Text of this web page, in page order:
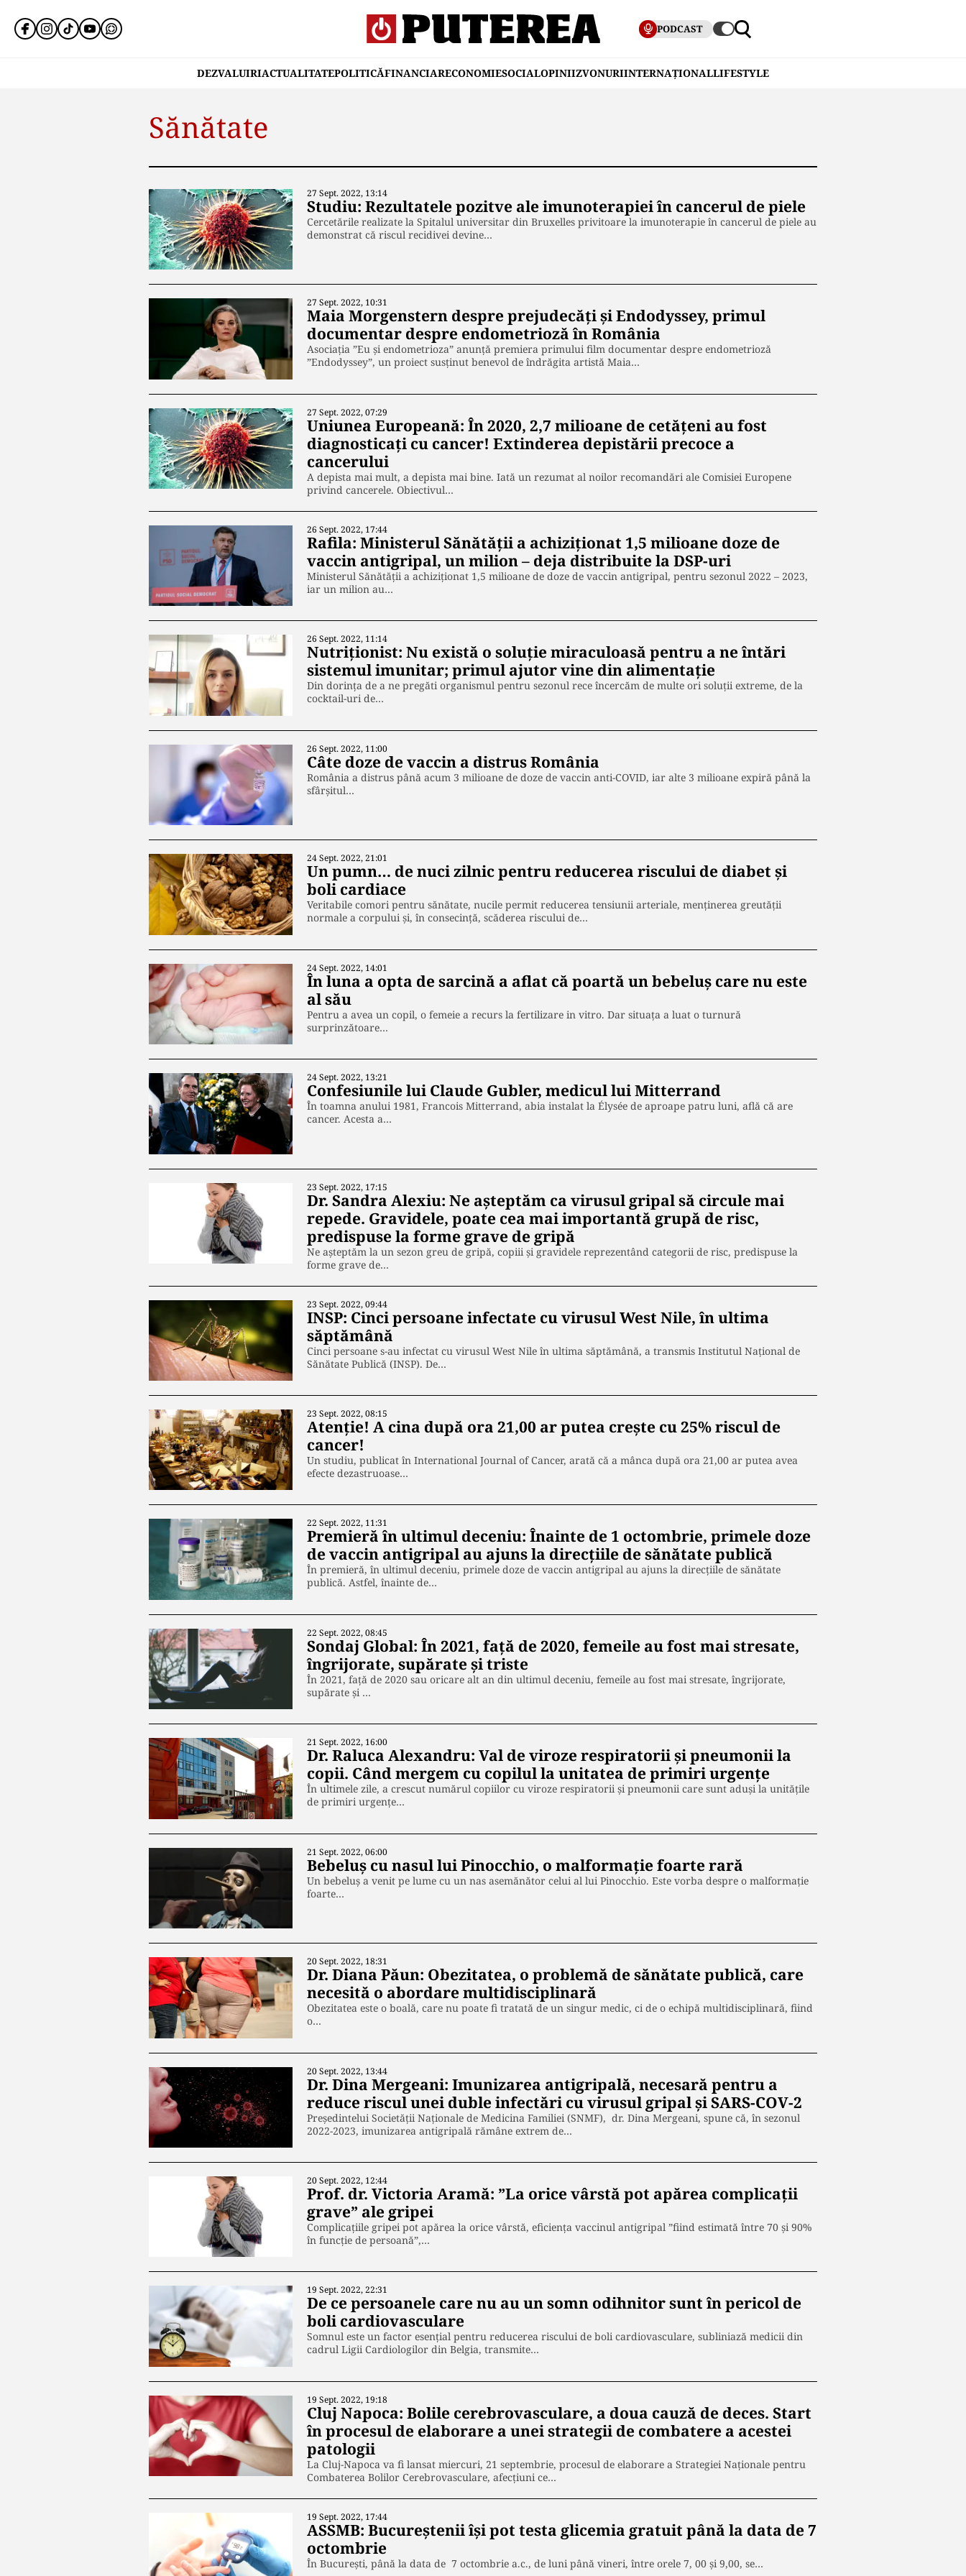
PODCAST
DEZVALUIRIACTUALITATEPOLITICĂFINANCIARECONOMIESOCIALOPINIIZVONURIINTERNAȚIONALLIFESTYLE
Sănătate
27 Sept. 2022, 13:14
Studiu: Rezultatele pozitve ale imunoterapiei în cancerul de piele
Cercetările realizate la Spitalul universitar din Bruxelles privitoare la imunoterapie în cancerul de piele au
demonstrat că riscul recidivei devine…
27 Sept. 2022, 10:31
Maia Morgenstern despre prejudecăți și Endodyssey, primul
documentar despre endometrioză în România
Asociația ”Eu și endometrioza” anunță premiera primului film documentar despre endometrioză
”Endodyssey”, un proiect susținut benevol de îndrăgita artistă Maia…
27 Sept. 2022, 07:29
Uniunea Europeană: În 2020, 2,7 milioane de cetățeni au fost
diagnosticați cu cancer! Extinderea depistării precoce a
cancerului
A depista mai mult, a depista mai bine. Iată un rezumat al noilor recomandări ale Comisiei Europene
privind cancerele. Obiectivul…
26 Sept. 2022, 17:44
Rafila: Ministerul Sănătăţii a achiziţionat 1,5 milioane doze de
vaccin antigripal, un milion – deja distribuite la DSP-uri
Ministerul Sănătăţii a achiziţionat 1,5 milioane de doze de vaccin antigripal, pentru sezonul 2022 – 2023,
iar un milion au…
26 Sept. 2022, 11:14
Nutriţionist: Nu există o soluţie miraculoasă pentru a ne întări
sistemul imunitar; primul ajutor vine din alimentaţie
Din dorinţa de a ne pregăti organismul pentru sezonul rece încercăm de multe ori soluţii extreme, de la
cocktail-uri de…
26 Sept. 2022, 11:00
Câte doze de vaccin a distrus România
România a distrus până acum 3 milioane de doze de vaccin anti-COVID, iar alte 3 milioane expiră până la
sfârșitul…
24 Sept. 2022, 21:01
Un pumn… de nuci zilnic pentru reducerea riscului de diabet și
boli cardiace
Veritabile comori pentru sănătate, nucile permit reducerea tensiunii arteriale, menținerea greutății
normale a corpului și, în consecință, scăderea riscului de…
24 Sept. 2022, 14:01
În luna a opta de sarcină a aflat că poartă un bebeluș care nu este
al său
Pentru a avea un copil, o femeie a recurs la fertilizare in vitro. Dar situața a luat o turnură
surprinzătoare…
24 Sept. 2022, 13:21
Confesiunile lui Claude Gubler, medicul lui Mitterrand
În toamna anului 1981, Francois Mitterrand, abia instalat la Élysée de aproape patru luni, află că are
cancer. Acesta a…
23 Sept. 2022, 17:15
Dr. Sandra Alexiu: Ne aşteptăm ca virusul gripal să circule mai
repede. Gravidele, poate cea mai importantă grupă de risc,
predispuse la forme grave de gripă
Ne așteptăm la un sezon greu de gripă, copiii și gravidele reprezentând categorii de risc, predispuse la
forme grave de…
23 Sept. 2022, 09:44
INSP: Cinci persoane infectate cu virusul West Nile, în ultima
săptămână
Cinci persoane s-au infectat cu virusul West Nile în ultima săptămână, a transmis Institutul Național de
Sănătate Publică (INSP). De…
23 Sept. 2022, 08:15
Atenție! A cina după ora 21,00 ar putea crește cu 25% riscul de
cancer!
Un studiu, publicat în International Journal of Cancer, arată că a mânca după ora 21,00 ar putea avea
efecte dezastruoase…
22 Sept. 2022, 11:31
Premieră în ultimul deceniu: Înainte de 1 octombrie, primele doze
de vaccin antigripal au ajuns la direcțiile de sănătate publică
În premieră, în ultimul deceniu, primele doze de vaccin antigripal au ajuns la direcțiile de sănătate
publică. Astfel, înainte de…
22 Sept. 2022, 08:45
Sondaj Global: În 2021, față de 2020, femeile au fost mai stresate,
îngrijorate, supărate și triste
În 2021, față de 2020 sau oricare alt an din ultimul deceniu, femeile au fost mai stresate, îngrijorate,
supărate și …
21 Sept. 2022, 16:00
Dr. Raluca Alexandru: Val de viroze respiratorii și pneumonii la
copii. Când mergem cu copilul la unitatea de primiri urgențe
În ultimele zile, a crescut numărul copiilor cu viroze respiratorii și pneumonii care sunt aduși la unitățile
de primiri urgențe…
21 Sept. 2022, 06:00
Bebeluș cu nasul lui Pinocchio, o malformație foarte rară
Un bebeluș a venit pe lume cu un nas asemănător celui al lui Pinocchio. Este vorba despre o malformație
foarte…
20 Sept. 2022, 18:31
Dr. Diana Păun: Obezitatea, o problemă de sănătate publică, care
necesită o abordare multidisciplinară
Obezitatea este o boală, care nu poate fi tratată de un singur medic, ci de o echipă multidisciplinară, fiind
o…
20 Sept. 2022, 13:44
Dr. Dina Mergeani: Imunizarea antigripală, necesară pentru a
reduce riscul unei duble infectări cu virusul gripal și SARS-COV-2
Preşedintelui Societăţii Naţionale de Medicina Familiei (SNMF), dr. Dina Mergeani, spune că, în sezonul
2022-2023, imunizarea antigripală rămâne extrem de…
20 Sept. 2022, 12:44
Prof. dr. Victoria Aramă: ”La orice vârstă pot apărea complicații
grave” ale gripei
Complicațiile gripei pot apărea la orice vârstă, eficiența vaccinul antigripal ”fiind estimată între 70 și 90%
în funcție de persoană”,…
19 Sept. 2022, 22:31
De ce persoanele care nu au un somn odihnitor sunt în pericol de
boli cardiovasculare
Somnul este un factor esențial pentru reducerea riscului de boli cardiovasculare, subliniază medicii din
cadrul Ligii Cardiologilor din Belgia, transmite…
19 Sept. 2022, 19:18
Cluj Napoca: Bolile cerebrovasculare, a doua cauză de deces. Start
în procesul de elaborare a unei strategii de combatere a acestei
patologii
La Cluj-Napoca va fi lansat miercuri, 21 septembrie, procesul de elaborare a Strategiei Naţionale pentru
Combaterea Bolilor Cerebrovasculare, afecțiuni ce…
19 Sept. 2022, 17:44
ASSMB: Bucureștenii își pot testa glicemia gratuit până la data de 7
octombrie
În București, până la data de 7 octombrie a.c., de luni până vineri, între orele 7, 00 și 9,00, se…